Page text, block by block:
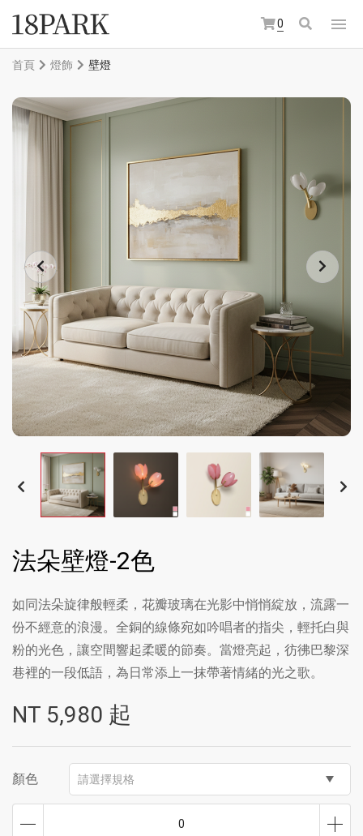
0
首頁 燈飾 壁燈
法朵壁燈-2色
如同法朵旋律般輕柔，花瓣玻璃在光影中悄悄綻放，流露一
份不經意的浪漫。全銅的線條宛如吟唱者的指尖，輕托白與
粉的光色，讓空間響起柔暖的節奏。當燈亮起，彷彿巴黎深
巷裡的一段低語，為日常添上一抹帶著情緒的光之歌。
NT 5,980 起
顏色 請選擇規格
0